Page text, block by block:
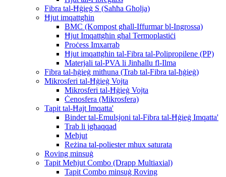
Fibra tal-Ħġieġ S (Saħħa Għolja)
Ħjut imqattgħin
BMC (Kompost għall-Iffurmar bl-Ingrossa)
Ħjut Imqattgħin għal Termoplastiċi
Proċess Imxarrab
Ħjut imqattgħin tal-Fibra tal-Polipropilene (PP)
Materjali tal-PVA li Jinħallu fl-Ilma
Fibra tal-ħġieġ mitħuna (Trab tal-Fibra tal-ħġieġ)
Mikrosferi tal-Ħġieġ Vojta
Mikrosferi tal-Ħġieġ Vojta
Ċenosfera (Mikrosfera)
Tapit tal-Ħajt Imqatta'
Binder tal-Emulsjoni tal-Fibra tal-Ħġieġ Imqatta'
Trab li jgħaqqad
Meħjut
Reżina tal-poliester mhux saturata
Roving minsuġ
Tapit Meħjut Combo (Drapp Multiaxial)
Tapit Combo minsuġ Roving